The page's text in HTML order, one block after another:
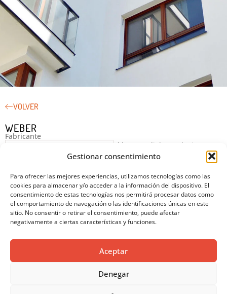
Gestionar consentimiento
Para ofrecer las mejores experiencias, utilizamos tecnologías como las
cookies para almacenar y/o acceder a la información del dispositivo. El
consentimiento de estas tecnologías nos permitirá procesar datos como
el comportamiento de navegación o las identificaciones únicas en este
sitio. No consentir o retirar el consentimiento, puede afectar
negativamente a ciertas características y funciones.
Aceptar
Denegar
VER INFORMACIÓN DE WEBER ↓
VOLVER
WEBER
Fabricante
Líder mundial en soluciones
con morteros industriales:
cerámica, fachadas, SATE,
pavimentos y sistemas
técnicos.
CONTACTAR CON EMPRESA →